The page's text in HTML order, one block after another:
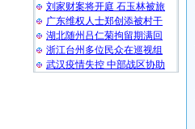
刘家财案将开庭 石玉林被旅
广东维权人士郑创添被村干
湖北随州吕仁菊拘留期满回
浙江台州多位民众在巡视组
武汉疫情失控 中部战区协助